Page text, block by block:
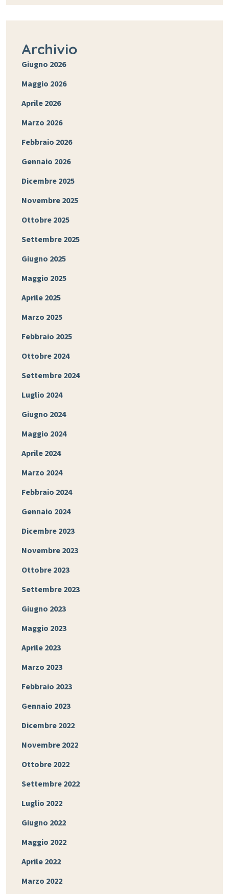
Archivio
Giugno 2026
Maggio 2026
Aprile 2026
Marzo 2026
Febbraio 2026
Gennaio 2026
Dicembre 2025
Novembre 2025
Ottobre 2025
Settembre 2025
Giugno 2025
Maggio 2025
Aprile 2025
Marzo 2025
Febbraio 2025
Ottobre 2024
Settembre 2024
Luglio 2024
Giugno 2024
Maggio 2024
Aprile 2024
Marzo 2024
Febbraio 2024
Gennaio 2024
Dicembre 2023
Novembre 2023
Ottobre 2023
Settembre 2023
Giugno 2023
Maggio 2023
Aprile 2023
Marzo 2023
Febbraio 2023
Gennaio 2023
Dicembre 2022
Novembre 2022
Ottobre 2022
Settembre 2022
Luglio 2022
Giugno 2022
Maggio 2022
Aprile 2022
Marzo 2022